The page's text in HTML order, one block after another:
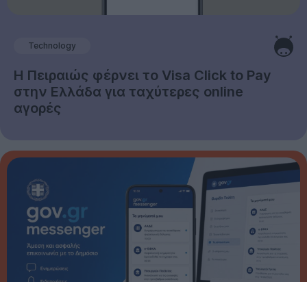
Technology
Η Πειραιώς φέρνει το Visa Click to Pay
στην Ελλάδα για ταχύτερες online
αγορές